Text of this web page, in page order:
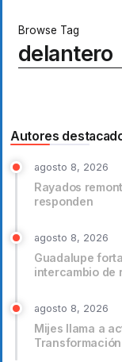
Browse Tag
delantero
Autores
agosto 8, 2026
Rayados
responden
agosto 8, 2026
Guadalupe
intercambio de
agosto 8, 2026
Mijes llama a